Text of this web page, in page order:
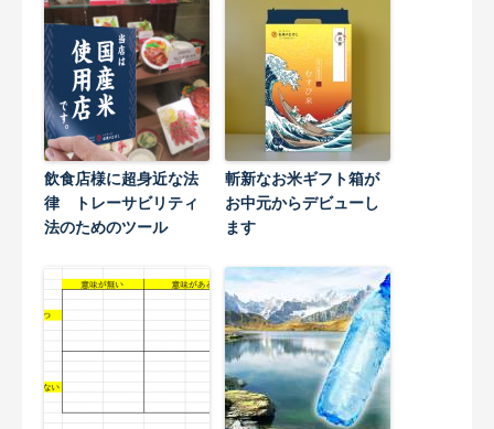
飲食店様に超身近な法
律 トレーサビリティ
法のためのツール
斬新なお米ギフト箱が
お中元からデビューし
ます